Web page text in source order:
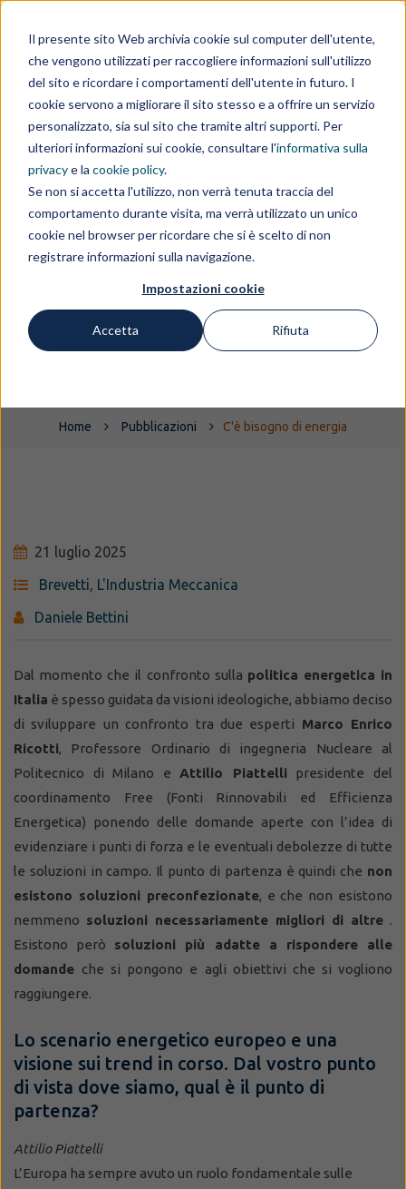
Il presente sito Web archivia cookie sul computer dell'utente,
che vengono utilizzati per raccogliere informazioni sull'utilizzo
del sito e ricordare i comportamenti dell'utente in futuro. I
cookie servono a migliorare il sito stesso e a offrire un servizio
personalizzato, sia sul sito che tramite altri supporti. Per
ulteriori informazioni sui cookie, consultare l'informativa sulla
privacye la cookie policy.
Se non si accetta l'utilizzo, non verrà tenuta traccia del
comportamento durante visita, ma verrà utilizzato un unico
cookie nel browser per ricordare che si è scelto di non
registrare informazioni sulla navigazione.
Impostazioni cookie
Accetta Rifiuta
IL GRUPPO
C'è bisogno di
energia
Home Pubblicazioni C'è bisogno di energia
21 luglio 2025
Brevetti, L'Industria Meccanica
Daniele Bettini
Dal momento che il confronto sulla politica energetica in
Italia è spesso guidata da visioni ideologiche, abbiamo deciso
di sviluppare un confronto tra due esperti Marco Enrico
Ricotti, Professore Ordinario di ingegneria Nucleare al
Politecnico di Milano e Attilio Piattelli presidente del
coordinamento Free (Fonti Rinnovabili ed Efficienza
Energetica) ponendo delle domande aperte con l’idea di
evidenziare i punti di forza e le eventuali debolezze di tutte
le soluzioni in campo. Il punto di partenza è quindi che non
esistono soluzioni preconfezionate, e che non esistono
nemmeno soluzioni necessariamente migliori di altre .
Esistono però soluzioni più adatte a rispondere alle
domande che si pongono e agli obiettivi che si vogliono
raggiungere.
Lo scenario energetico europeo e una
visione sui trend in corso. Dal vostro punto
di vista dove siamo, qual è il punto di
partenza?
Attilio Piattelli
L’Europa ha sempre avuto un ruolo fondamentale sulle